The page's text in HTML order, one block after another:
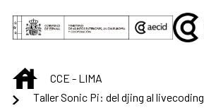
Saltar al contenido principal
INICIOCCE - LIMA
Taller Sonic Pi: del djing al livecoding